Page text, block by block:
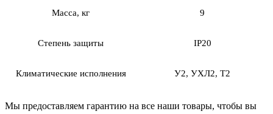
Масса, кг 9
Степень защиты IP20
Климатические исполнения У2, УХЛ2, Т2
Мы предоставляем гарантию на все наши товары, чтобы вы